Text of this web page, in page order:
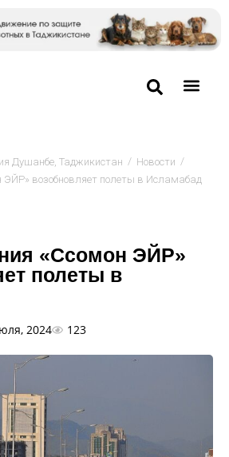
Душанбе, Таджикистан / Новости /
возобновляет полеты в Исламабад
«Ссомон ЭЙР»
полеты в
2024 123